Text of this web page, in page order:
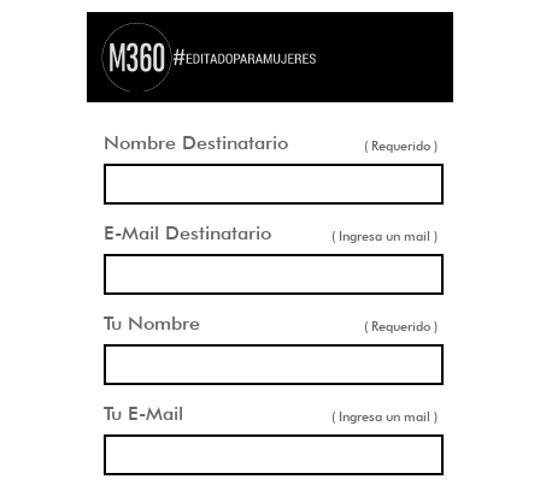
Nombre Destinatario ( Requerido )
E-Mail Destinatario ( Ingresa un mail )
Tu Nombre ( Requerido )
Tu E-Mail ( Ingresa un mail )